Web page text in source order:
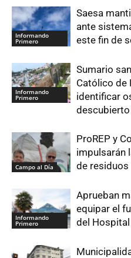
Informando
Primero
Saesa
ante
este fin de
Informando
Primero
Sumario
Católico de
identificar
descubierto
Campo al Día
ProREP y
impulsarán
de
Informando
Primero
Aprueban
equipar el
del